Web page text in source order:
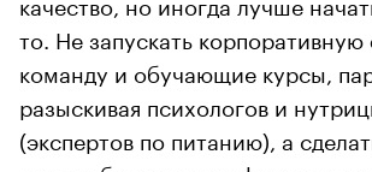
то. Не запускать
команду и обучающие курсы,
разыскивая психологов и
(экспертов по питанию), а